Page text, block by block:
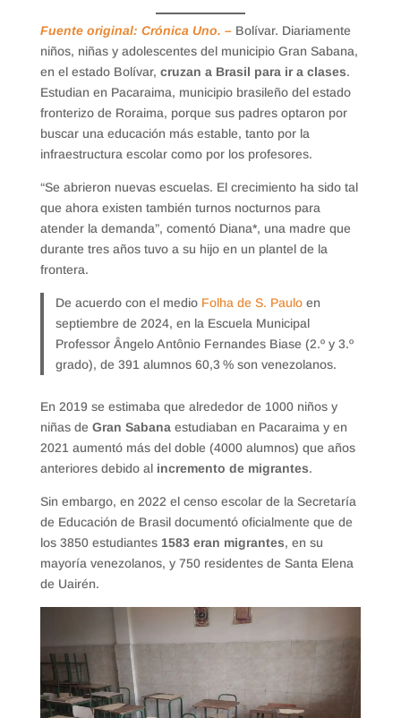
Fuente original: Crónica Uno. –Bolívar. Diariamente
niños, niñas y adolescentes del municipio Gran Sabana,
en el estado Bolívar, cruzan a Brasil para ir a clases.
Estudian en Pacaraima, municipio brasileño del estado
fronterizo de Roraima, porque sus padres optaron por
buscar una educación más estable, tanto por la
infraestructura escolar como por los profesores.
“Se abrieron nuevas escuelas. El crecimiento ha sido tal
que ahora existen también turnos nocturnos para
atender la demanda”, comentó Diana*, una madre que
durante tres años tuvo a su hijo en un plantel de la
frontera.
De acuerdo con el medio Folha de S. Paulo en
septiembre de 2024, en la Escuela Municipal
Professor Ângelo Antônio Fernandes Biase (2.º y 3.º
grado), de 391 alumnos 60,3 % son venezolanos.
En 2019 se estimaba que alrededor de 1000 niños y
niñas de Gran Sabana estudiaban en Pacaraima y en
2021 aumentó más del doble (4000 alumnos) que años
anteriores debido al incremento de migrantes.
Sin embargo, en 2022 el censo escolar de la Secretaría
de Educación de Brasil documentó oficialmente que de
los 3850 estudiantes 1583 eran migrantes, en su
mayoría venezolanos, y 750 residentes de Santa Elena
de Uairén.